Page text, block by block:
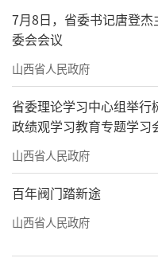
医疗服务，加快推进
范诊疗行为，推动提
平，持续推进医疗机
化重点药品管理，
物等为抓手，提高合
者用药；逐步提高医
聘护工数量，加强
极发展社区和居家上
院前院内快速反
7月8日，省委书记唐登杰
委会会议
山西省人民政府
省委理论学习中心组举行
政绩观学习教育专题学习
山西省人民政府
百年阀门踏新途
山西省人民政府